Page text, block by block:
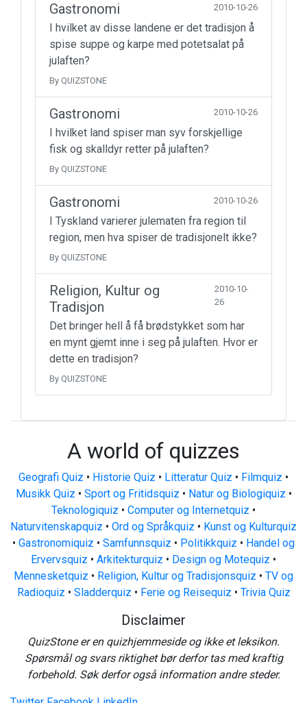
Gastronomi 2010-10-26
I hvilket av disse landene er det tradisjon å
spise suppe og karpe med potetsalat på
julaften?
By QUIZSTONE
Gastronomi 2010-10-26
I hvilket land spiser man syv forskjellige
fisk og skalldyr retter på julaften?
By QUIZSTONE
Gastronomi 2010-10-26
I Tyskland varierer julematen fra region til
region, men hva spiser de tradisjonelt ikke?
By QUIZSTONE
Religion, Kultur og
Tradisjon
2010-10-
26
Det bringer hell å få brødstykket som har
en mynt gjemt inne i seg på julaften. Hvor er
dette en tradisjon?
By QUIZSTONE
A world of quizzes
Geografi Quiz • Historie Quiz • Litteratur Quiz • Filmquiz •
Musikk Quiz • Sport og Fritidsquiz • Natur og Biologiquiz •
Teknologiquiz • Computer og Internetquiz •
Naturvitenskapquiz • Ord og Språkquiz • Kunst og Kulturquiz
• Gastronomiquiz • Samfunnsquiz • Politikkquiz • Handel og
Ervervsquiz • Arkitekturquiz • Design og Motequiz •
Mennesketquiz • Religion, Kultur og Tradisjonsquiz • TV og
Radioquiz • Sladderquiz • Ferie og Reisequiz • Trivia Quiz
Disclaimer
QuizStone er en quizhjemmeside og ikke et leksikon.
Spørsmål og svars riktighet bør derfor tas med kraftig
forbehold. Søk derfor også information andre steder.